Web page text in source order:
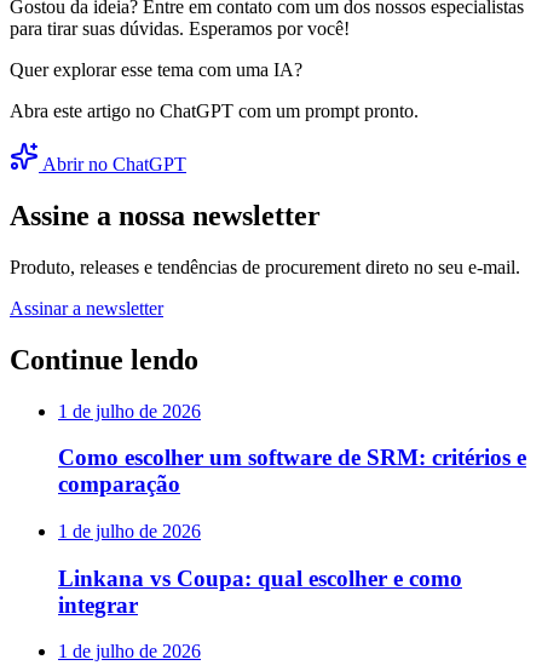
Gostou da ideia? Entre em contato com um dos nossos especialistas
para tirar suas dúvidas. Esperamos por você!
Quer explorar esse tema com uma IA?
Abra este artigo no ChatGPT com um prompt pronto.
Abrir no ChatGPT
Assine a nossa newsletter
Produto, releases e tendências de procurement direto no seu e-mail.
Assinar a newsletter
Continue lendo
1 de julho de 2026
Como escolher um software de SRM: critérios e
comparação
1 de julho de 2026
Linkana vs Coupa: qual escolher e como
integrar
1 de julho de 2026